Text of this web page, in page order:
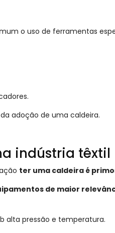
o uso de ferramentas
adoção de uma caldeira.
indústria têxtil
ter uma caldeira é
de maior
alta pressão e temperatura.